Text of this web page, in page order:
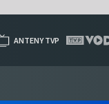
ANTENY TVP